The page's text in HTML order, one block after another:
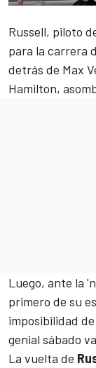
Russell, piloto
para la carrera
detrás de Max
Hamilton,
Luego, ante la
primero de su
imposibilidad
genial sábado
La vuelta de